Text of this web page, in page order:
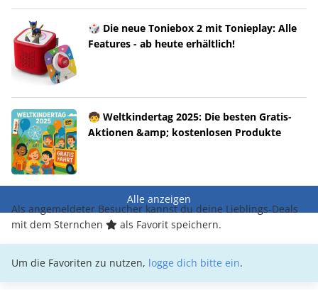
🎲 Die neue Toniebox 2 mit Tonieplay: Alle
Features - ab heute erhältlich!
🧒 Weltkindertag 2025: Die besten Gratis-
Aktionen &amp; kostenlosen Produkte
Alle anzeigen
Als angemeldeter Besucher kannst du deine Lieblings-Deals
mit dem Sternchen
als Favorit speichern.
Um die Favoriten zu nutzen, logge dich bitte ein.